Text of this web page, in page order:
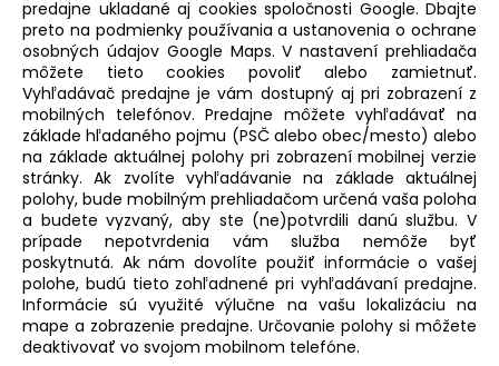
predajne ukladané aj cookies spoločnosti Google. Dbajte
preto na podmienky používania a ustanovenia o ochrane
osobných údajov Google Maps. V nastavení prehliadača
môžete tieto cookies povoliť alebo zamietnuť.
Vyhľadávač predajne je vám dostupný aj pri zobrazení z
mobilných telefónov. Predajne môžete vyhľadávať na
základe hľadaného pojmu (PSČ alebo obec/mesto) alebo
na základe aktuálnej polohy pri zobrazení mobilnej verzie
stránky. Ak zvolíte vyhľadávanie na základe aktuálnej
polohy, bude mobilným prehliadačom určená vaša poloha
a budete vyzvaný, aby ste (ne)potvrdili danú službu. V
prípade nepotvrdenia vám služba nemôže byť
poskytnutá. Ak nám dovolíte použiť informácie o vašej
polohe, budú tieto zohľadnené pri vyhľadávaní predajne.
Informácie sú využité výlučne na vašu lokalizáciu na
mape a zobrazenie predajne. Určovanie polohy si môžete
deaktivovať vo svojom mobilnom telefóne.